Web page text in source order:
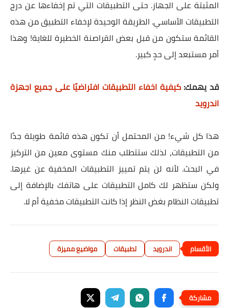
المثبتة على الجهاز. حتى التطبيقات التي تم إخفاءها عن درج
التطبيقات الأساسي. الطريقة الوحيدة لإخفاء التطبيق من هذه
القائمة ستكون من قبل بعض القراصنة الخطيرة للغاية! وهذا
أمر مستبعد إلى حدٍ كبير.
قد يهمك: كيفية اخفاء التطبيقات افتراضيًا على جميع اجهزة
اندرويد
هذا كل شيء! من المحتمل أن تكون هذه قائمة طويلة جدًا
من التطبيقات، لذلك ستتطلب منك مستوى معين من التركيز
في البحث. لأنه لن يتم تمييز التطبيقات المخفية عن غيرها.
ولكن ستظهر لك كامل التطبيقات على هاتفك بالإضافة إلى
تطبيقات النظام بغض النظر إذا كانت التطبيقات مخفية أم لا.
اندرويد تطبيقات مواضيع مميزة